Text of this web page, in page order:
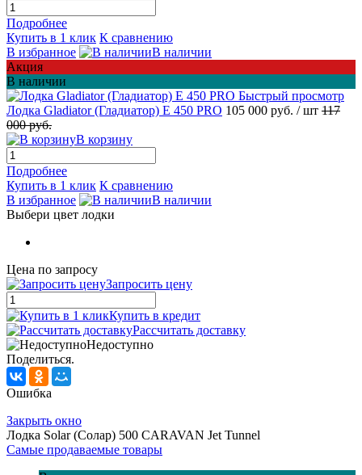
Подробнее
Купить в 1 клик К сравнению
В избранное
В наличии
Акция
В наличии
Быстрый просмотр
Лодка Gladiator (Гладиатор) E 450 PRO 105 000 руб. / шт 117
000 руб.
В корзину
Подробнее
Купить в 1 клик К сравнению
В избранное
В наличии
Выбери цвет лодки
Цена по запросу
Запросить цену
Купить в кредит
Рассчитать доставку
Недоступно
Поделиться.
Ошибка
Закрыть окно
Лодка Solar (Солар) 500 CARAVAN Jet Tunnel
Самые продаваемые товары